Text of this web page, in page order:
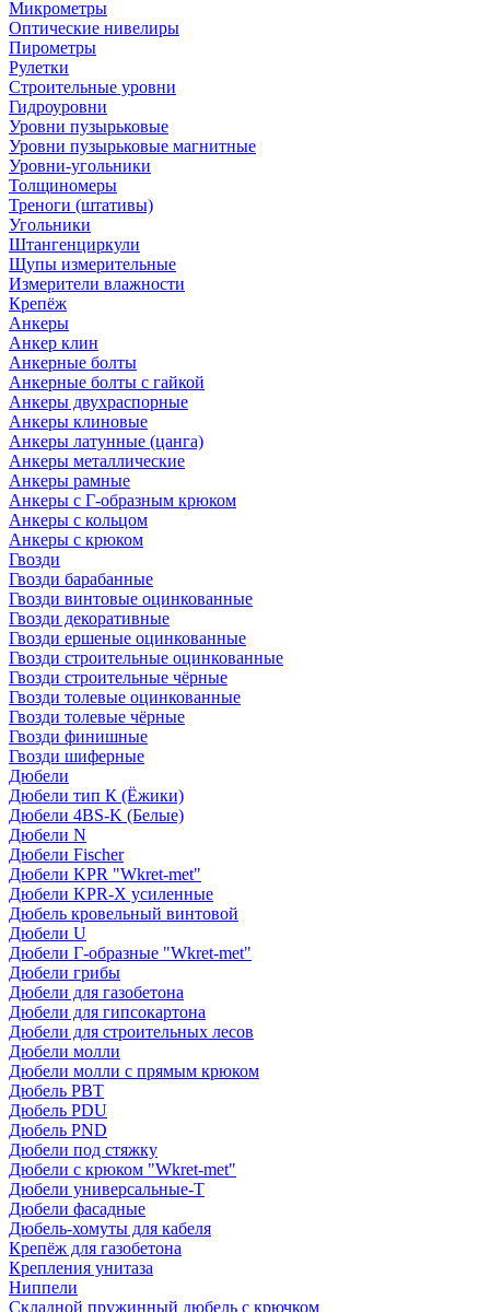
Микрометры
Оптические нивелиры
Пирометры
Рулетки
Строительные уровни
Гидроуровни
Уровни пузырьковые
Уровни пузырьковые магнитные
Уровни-угольники
Толщиномеры
Треноги (штативы)
Угольники
Штангенциркули
Щупы измерительные
Измерители влажности
Крепёж
Анкеры
Анкер клин
Анкерные болты
Анкерные болты с гайкой
Анкеры двухраспорные
Анкеры клиновые
Анкеры латунные (цанга)
Анкеры металлические
Анкеры рамные
Анкеры с Г-образным крюком
Анкеры с кольцом
Анкеры с крюком
Гвозди
Гвозди барабанные
Гвозди винтовые оцинкованные
Гвозди декоративные
Гвозди ершеные оцинкованные
Гвозди строительные оцинкованные
Гвозди строительные чёрные
Гвозди толевые оцинкованные
Гвозди толевые чёрные
Гвозди финишные
Гвозди шиферные
Дюбели
Дюбели тип К (Ёжики)
Дюбели 4BS-K (Белые)
Дюбели N
Дюбели Fischer
Дюбели KPR "Wkret-met"
Дюбели KPR-Х усиленные
Дюбель кровельный винтовой
Дюбели U
Дюбели Г-образные "Wkret-met"
Дюбели грибы
Дюбели для газобетона
Дюбели для гипсокартона
Дюбели для строительных лесов
Дюбели молли
Дюбели молли с прямым крюком
Дюбель PBT
Дюбель PDU
Дюбель PND
Дюбели под стяжку
Дюбели с крюком "Wkret-met"
Дюбели универсальные-Т
Дюбели фасадные
Дюбель-хомуты для кабеля
Крепёж для газобетона
Крепления унитаза
Ниппели
Складной пружинный дюбель с крючком